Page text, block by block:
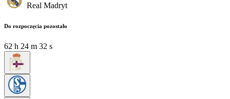
Real Madryt
Do rozpoczęcia pozostało
62 h 24 m 30 s